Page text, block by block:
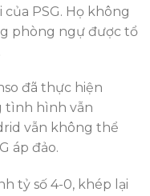
PSG. Họ không
phòng ngự được tổ
đã thực hiện
tình hình vẫn
vẫn không thể
áp đảo.
tỷ số 4-0, khép lại